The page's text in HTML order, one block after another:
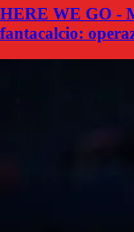
HERE WE GO -
fantacalcio: